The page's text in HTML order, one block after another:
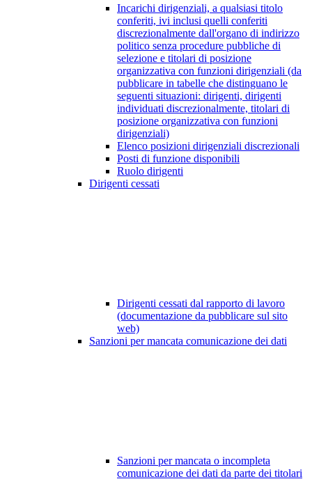
Incarichi dirigenziali, a qualsiasi titolo
conferiti, ivi inclusi quelli conferiti
discrezionalmente dall'organo di indirizzo
politico senza procedure pubbliche di
selezione e titolari di posizione
organizzativa con funzioni dirigenziali (da
pubblicare in tabelle che distinguano le
seguenti situazioni: dirigenti, dirigenti
individuati discrezionalmente, titolari di
posizione organizzativa con funzioni
dirigenziali)
Elenco posizioni dirigenziali discrezionali
Posti di funzione disponibili
Ruolo dirigenti
Dirigenti cessati
Dirigenti cessati dal rapporto di lavoro
(documentazione da pubblicare sul sito
web)
Sanzioni per mancata comunicazione dei dati
Sanzioni per mancata o incompleta
comunicazione dei dati da parte dei titolari